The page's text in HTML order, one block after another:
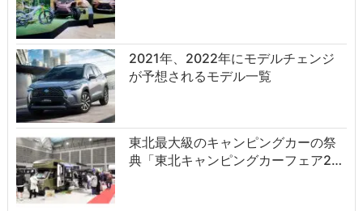
2021年、2022年にモデルチェンジ
が予想されるモデル一覧
東北最大級のキャンピングカーの祭
典「東北キャンピングカーフェア2…